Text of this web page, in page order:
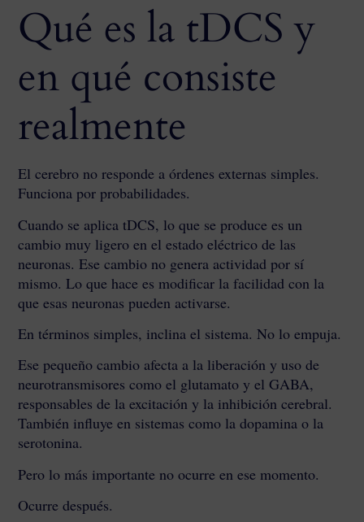
Qué es la tDCS y
en qué consiste
realmente
El cerebro no responde a órdenes externas simples.
Funciona por probabilidades.
Cuando se aplica tDCS, lo que se produce es un
cambio muy ligero en el estado eléctrico de las
neuronas. Ese cambio no genera actividad por sí
mismo. Lo que hace es modificar la facilidad con la
que esas neuronas pueden activarse.
En términos simples, inclina el sistema. No lo empuja.
Ese pequeño cambio afecta a la liberación y uso de
neurotransmisores como el glutamato y el GABA,
responsables de la excitación y la inhibición cerebral.
También influye en sistemas como la dopamina o la
serotonina.
Pero lo más importante no ocurre en ese momento.
Ocurre después.